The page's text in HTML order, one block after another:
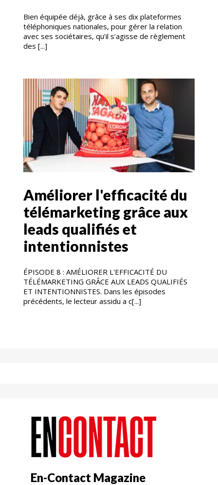
Bien équipée déjà, grâce à ses dix plateformes
téléphoniques nationales, pour gérer la relation
avec ses sociétaires, qu’il s’agisse de règlement
des [...]
Améliorer l'efficacité du
télémarketing grâce aux
leads qualifiés et
intentionnistes
ÉPISODE 8 : AMÉLIORER L'EFFICACITÉ DU
TÉLÉMARKETING GRÂCE AUX LEADS QUALIFIÉS
ET INTENTIONNISTES. Dans les épisodes
précédents, le lecteur assidu a c[...]
En-Contact Magazine